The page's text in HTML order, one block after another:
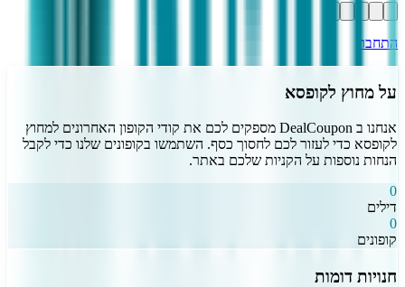
התחבר
על מחוץ לקופסא
אנחנו ב DealCoupon מספקים לכם את קודי הקופון האחרונים ל
מחוץ
לקופסא כדי לעזור לכם לחסוך כסף. השתמשו בקופונים שלנו כדי לקבל
הנחות נוספות על הקניות שלכם באתר.
0
דילים
0
קופונים
חנויות דומות